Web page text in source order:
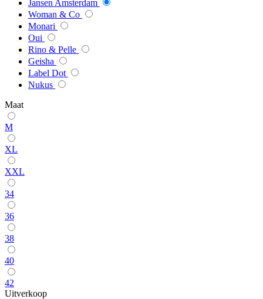
Jansen Amsterdam
Woman & Co
Monari
Oui
Rino & Pelle
Geisha
Label Dot
Nukus
Maat
M
XL
XXL
34
36
38
40
42
Uitverkoop